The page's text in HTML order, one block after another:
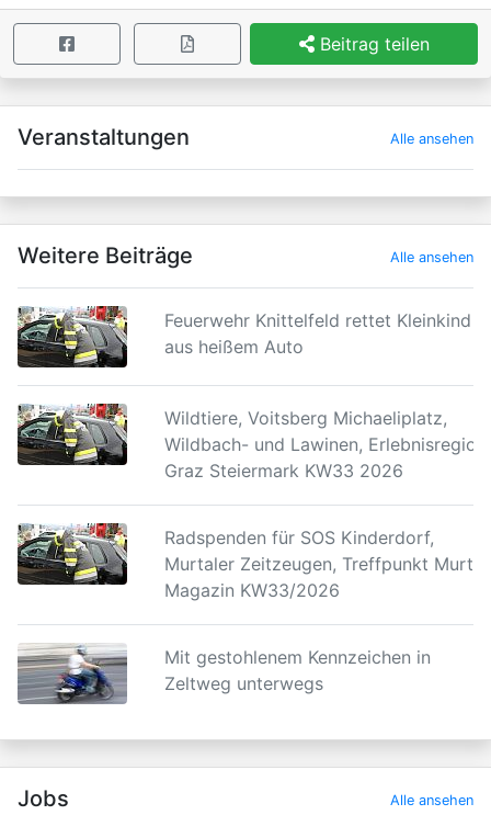
Beitrag teilen
×
Veranstaltungen Alle ansehen
Weitere Beiträge Alle ansehen
Feuerwehr Knittelfeld rettet Kleinkind
aus heißem Auto
Wildtiere, Voitsberg Michaeliplatz,
Wildbach- und Lawinen, Erlebnisregion
Graz Steiermark KW33 2026
Radspenden für SOS Kinderdorf,
Murtaler Zeitzeugen, Treffpunkt Murtal
Magazin KW33/2026
Mit gestohlenem Kennzeichen in
Zeltweg unterwegs
Jobs Alle ansehen